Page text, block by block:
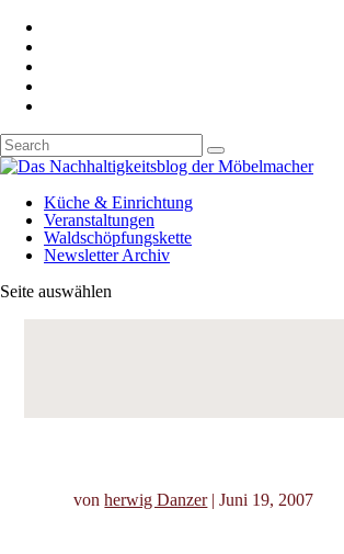
Küche & Einrichtung
Veranstaltungen
Waldschöpfungskette
Newsletter Archiv
Seite auswählen
vonherwig Danzer|Juni 19, 2007